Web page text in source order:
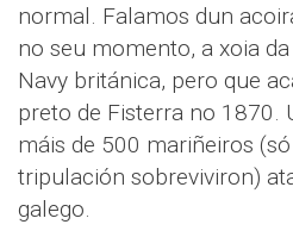
normal. Falamos dun
no seu momento, a xoia
Navy británica, pero que
preto de Fisterra no 1870.
máis de 500 mariñeiros
tripulación sobreviviron)
galego.